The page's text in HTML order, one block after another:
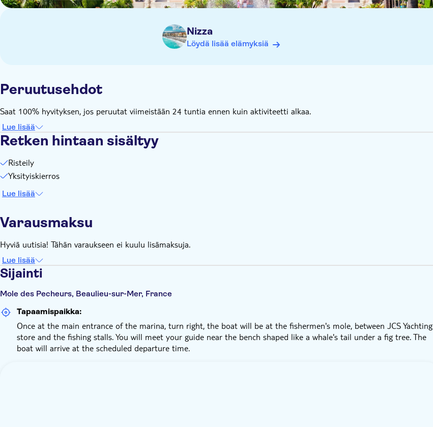
Nizza
Löydä lisää elämyksiä
Peruutusehdot
Saat 100% hyvityksen, jos peruutat viimeistään 24 tuntia ennen kuin aktiviteetti alkaa.
Lue lisää
Retken hintaan sisältyy
Risteily
Yksityiskierros
Lue lisää
Varausmaksu
Hyviä uutisia! Tähän varaukseen ei kuulu lisämaksuja.
Lue lisää
Sijainti
Mole des Pecheurs, Beaulieu-sur-Mer, France
Tapaamispaikka:
Once at the main entrance of the marina, turn right, the boat will be at the fishermen's mole, between JCS Yachting
store and the fishing stalls. You will meet your guide near the bench shaped like a whale's tail under a fig tree. The
boat will arrive at the scheduled departure time.